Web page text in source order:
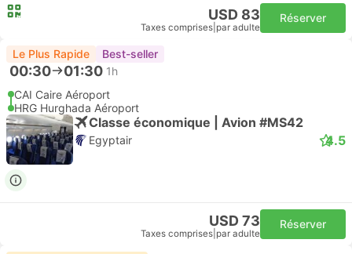
USD 83
Taxes comprises par adulte
Réserver
Le Plus Rapide Best-seller
00:30 01:30 1h
CAI Caire Aéroport
HRG Hurghada Aéroport
Classe économique | Avion #MS42
Egyptair 4.5
USD 73
Taxes comprises par adulte
Réserver